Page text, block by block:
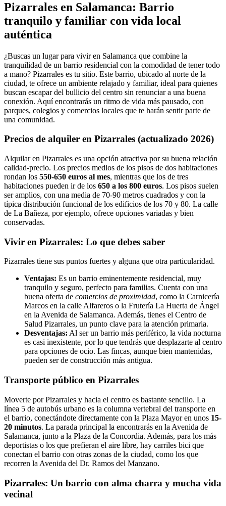
Pizarrales en Salamanca: Barrio
tranquilo y familiar con vida local
auténtica
¿Buscas un lugar para vivir en Salamanca que combine la
tranquilidad de un barrio residencial con la comodidad de tener todo
a mano? Pizarrales es tu sitio. Este barrio, ubicado al norte de la
ciudad, te ofrece un ambiente relajado y familiar, ideal para quienes
buscan escapar del bullicio del centro sin renunciar a una buena
conexión. Aquí encontrarás un ritmo de vida más pausado, con
parques, colegios y comercios locales que te harán sentir parte de
una comunidad.
Precios de alquiler en Pizarrales (actualizado 2026)
Alquilar en Pizarrales es una opción atractiva por su buena relación
calidad-precio. Los precios medios de los pisos de dos habitaciones
rondan los 550-650 euros al mes, mientras que los de tres
habitaciones pueden ir de los 650 a los 800 euros. Los pisos suelen
ser amplios, con una media de 70-90 metros cuadrados y con la
típica distribución funcional de los edificios de los 70 y 80. La calle
de La Bañeza, por ejemplo, ofrece opciones variadas y bien
conservadas.
Vivir en Pizarrales: Lo que debes saber
Pizarrales tiene sus puntos fuertes y alguna que otra particularidad.
Ventajas: Es un barrio eminentemente residencial, muy
tranquilo y seguro, perfecto para familias. Cuenta con una
buena oferta de comercios de proximidad, como la Carnicería
Marcos en la calle Alfareros o la Frutería La Huerta de Ángel
en la Avenida de Salamanca. Además, tienes el Centro de
Salud Pizarrales, un punto clave para la atención primaria.
Desventajas: Al ser un barrio más periférico, la vida nocturna
es casi inexistente, por lo que tendrás que desplazarte al centro
para opciones de ocio. Las fincas, aunque bien mantenidas,
pueden ser de construcción más antigua.
Transporte público en Pizarrales
Moverte por Pizarrales y hacia el centro es bastante sencillo. La
línea 5 de autobús urbano es la columna vertebral del transporte en
el barrio, conectándote directamente con la Plaza Mayor en unos 15-
20 minutos. La parada principal la encontrarás en la Avenida de
Salamanca, junto a la Plaza de la Concordia. Además, para los más
deportistas o los que prefieran el aire libre, hay carriles bici que
conectan el barrio con otras zonas de la ciudad, como los que
recorren la Avenida del Dr. Ramos del Manzano.
Pizarrales: Un barrio con alma charra y mucha vida
vecinal